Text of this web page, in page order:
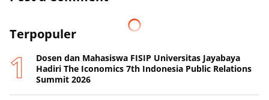
Terpopuler
Dosen dan Mahasiswa FISIP Universitas Jayabaya
Hadiri The Iconomics 7th Indonesia Public Relations
Summit 2026